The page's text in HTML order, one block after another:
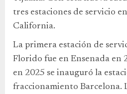
tres estaciones de servicio
California.
La primera estación de
Florido fue en Ensenada en
en 2025 se inauguró la
fraccionamiento Barcelona.